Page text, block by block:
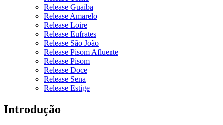
Release Guaíba
Release Amarelo
Release Loire
Release Eufrates
Release São João
Release Pisom Afluente
Release Pisom
Release Doce
Release Sena
Release Estige
Introdução